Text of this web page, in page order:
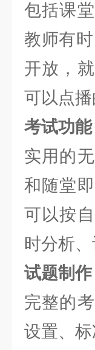
包括课
教师有
开放，
可以点
考试功
实用的
和随堂
可以按
时分析
试题制作
完整的
设置、标